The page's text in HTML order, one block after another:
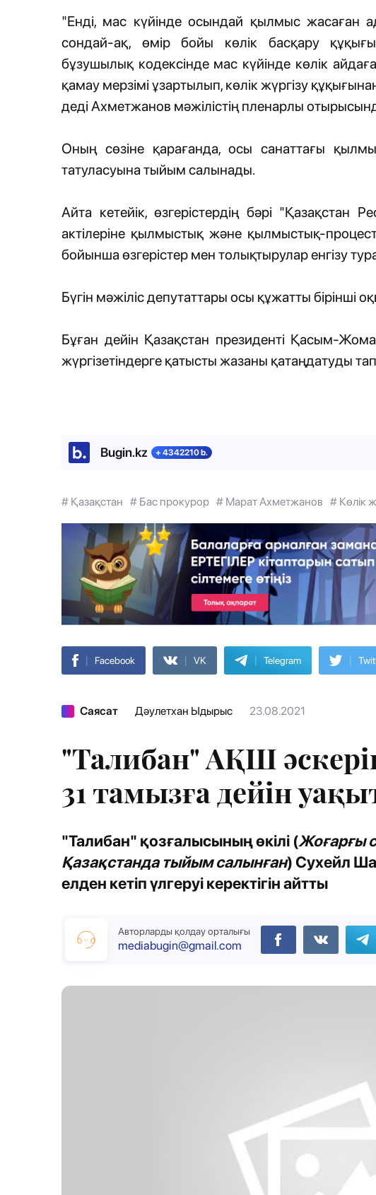
"Енді, мас күйінде осындай қылмыс жасаған
сондай-ақ, өмір бойы көлік басқару
бұзушылық кодексінде мас күйінде көлік
қамау мерзімі ұзартылып, көлік жүргізу
деді Ахметжанов мәжілістің пленарлы
Оның сөзіне қарағанда, осы санаттағы
татуласуына тыйым салынады.
Айта кетейік, өзгерістердің бәрі "Қазақстан
актілеріне қылмыстық және қылмыстық-
бойынша өзгерістер мен толықтырулар енгізу
Бүгін мәжіліс депутаттары осы құжатты бірінші
Бұған дейін Қазақстан президенті Қасым-
жүргізетіндерге қатысты жазаны қатаңдатуды
Bugin.kz + 4342210 b.
# Қазақстан # Бас прокурор # Марат Ахметжанов # Көлік
| Facebook | VK | Telegram |
Саясат Дәулетхан Ыдырыс 23.08.2021
"Талибан" АҚШ
31 тамызға дейін
"Талибан" қозғалысының өкілі (Жоғарғы
Қазақстанда тыйым салынған) Сухейл
елден кетіп үлгеруі керектігін айтты
Авторларды қолдау орталығы
mediabugin@gmail.com